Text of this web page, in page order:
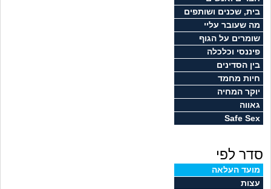
בית, שכנים ושותפים
מה שעובר עליי
שומרים על הגוף
פיננסי וכלכלה
בין הסדינים
חיות מחמד
יוקר המחיה
גאווה
Safe Sex
סדר לפי
מועד העלאה
עצות